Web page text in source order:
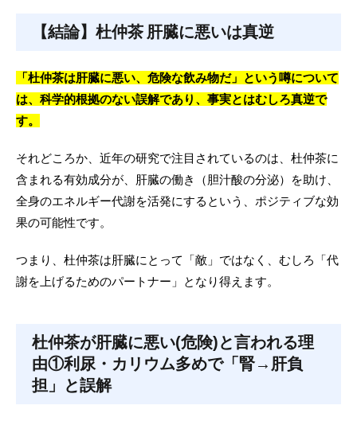
【結論】杜仲茶 肝臓に悪いは真逆
「杜仲茶は肝臓に悪い、危険な飲み物だ」という噂について
は、科学的根拠のない誤解であり、事実とはむしろ真逆で
す。
それどころか、近年の研究で注目されているのは、杜仲茶に
含まれる有効成分が、肝臓の働き（胆汁酸の分泌）を助け、
全身のエネルギー代謝を活発にするという、ポジティブな効
果の可能性です。
つまり、杜仲茶は肝臓にとって「敵」ではなく、むしろ「代
謝を上げるためのパートナー」となり得えます。
杜仲茶が肝臓に悪い(危険)と言われる理
由①利尿・カリウム多めで「腎→肝負
担」と誤解